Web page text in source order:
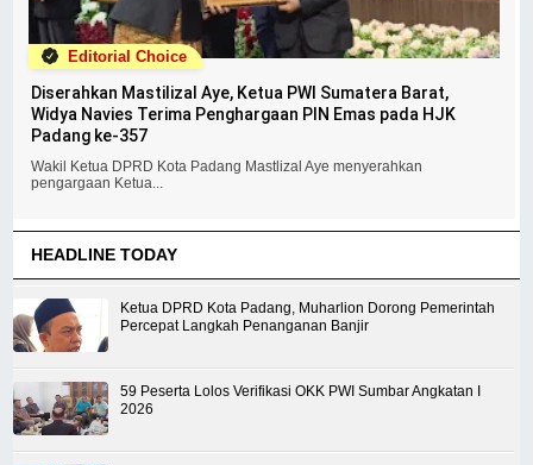
Editorial Choice
Diserahkan Mastilizal Aye, Ketua PWI Sumatera Barat,
Widya Navies Terima Penghargaan PIN Emas pada HJK
Padang ke-357
Wakil Ketua DPRD Kota Padang Mastlizal Aye menyerahkan
pengargaan Ketua...
HEADLINE TODAY
Ketua DPRD Kota Padang, Muharlion Dorong Pemerintah
Percepat Langkah Penanganan Banjir
59 Peserta Lolos Verifikasi OKK PWI Sumbar Angkatan I
2026